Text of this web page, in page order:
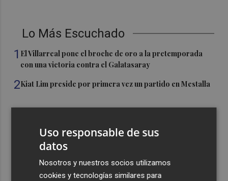
Lo Más Escuchado
1 El Villarreal pone el broche de oro a la pretemporada
con una victoria contra el Galatasaray
2Kiat Lim preside por primera vez un partido en Mestalla
Aemet prevé peligro de incendios "muy alto" o
el día del eclipse
Uso responsable de sus
datos
Nosotros y nuestros socios utilizamos
cookies y tecnologías similares para